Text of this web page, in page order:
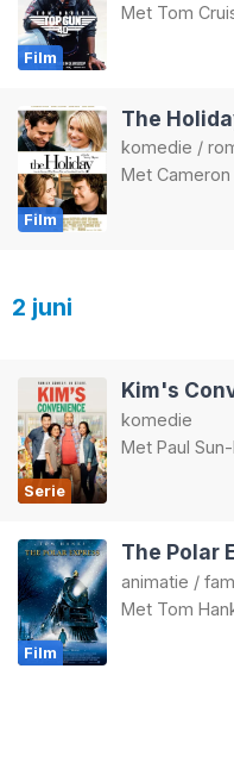
Film
Met Tom
Film
The
komedie /
Met Cameron
2 juni
Serie
Kim's
komedie
Met Paul
Film
The Polar
animatie /
Met Tom